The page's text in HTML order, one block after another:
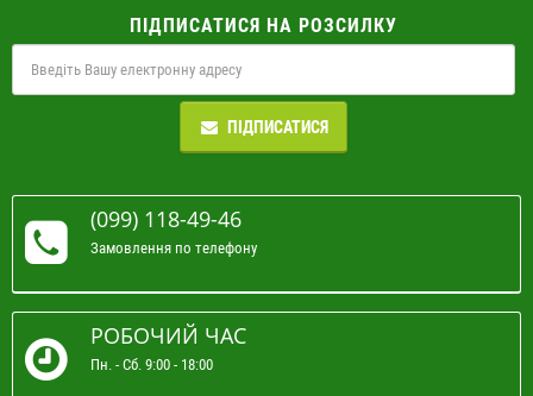
ПІДПИСАТИСЯ НА РОЗСИЛКУ
ПІДПИСАТИСЯ
(099) 118-49-46
Замовлення по телефону
РОБОЧИЙ ЧАС
Пн. - Сб. 9:00 - 18:00